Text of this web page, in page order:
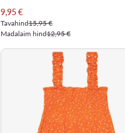
Praegune hind
9,95€
Tavahind15,95 €
Madalaim hind12,95 €